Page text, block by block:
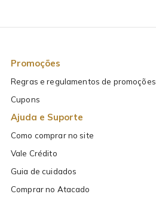
Promoções
Regras e regulamentos de promoções
Cupons
Ajuda e Suporte
Como comprar no site
Vale Crédito
Guia de cuidados
Comprar no Atacado